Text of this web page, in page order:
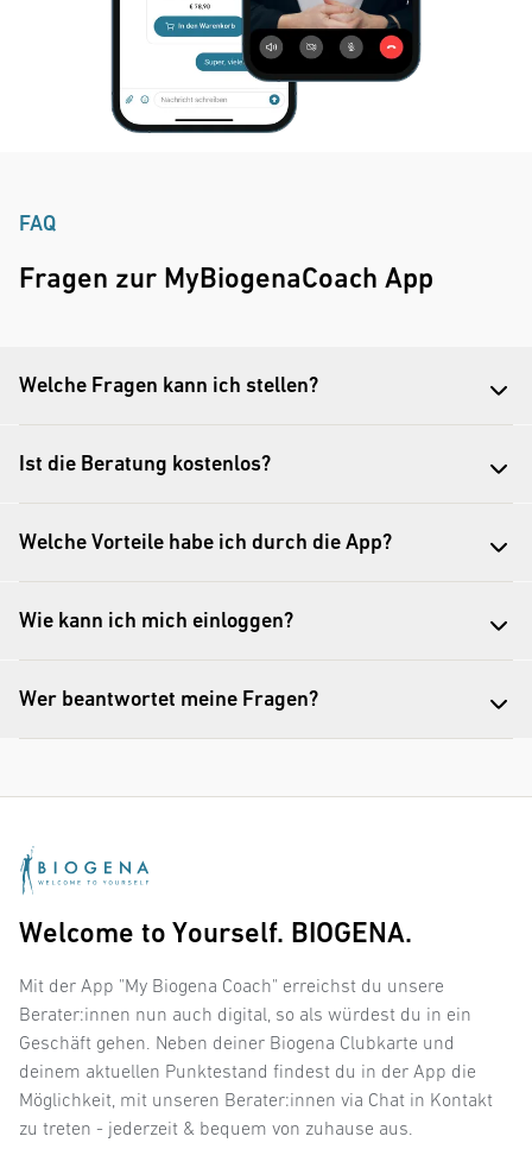
FAQ
Fragen zur MyBiogenaCoach App
Welche Fragen kann ich stellen?
Ist die Beratung kostenlos?
Welche Vorteile habe ich durch die App?
Wie kann ich mich einloggen?
Wer beantwortet meine Fragen?
Welcome to Yourself. BIOGENA.
Mit der App "My Biogena Coach" erreichst du unsere
Berater:innen nun auch digital, so als würdest du in ein
Geschäft gehen. Neben deiner Biogena Clubkarte und
deinem aktuellen Punktestand findest du in der App die
Möglichkeit, mit unseren Berater:innen via Chat in Kontakt
zu treten - jederzeit & bequem von zuhause aus.